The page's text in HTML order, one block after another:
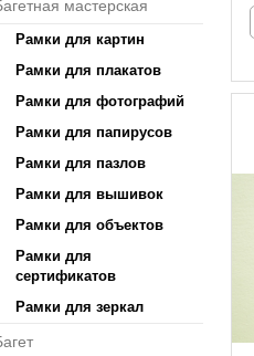
мастерская
Рамки для картин
Рамки для плакатов
Рамки для фотографий
Рамки для папирусов
Рамки для пазлов
Рамки для вышивок
Рамки для объектов
Рамки для
сертификатов
Рамки для зеркал